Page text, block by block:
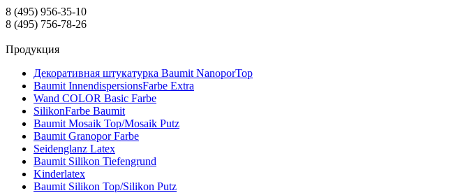
8 (495) 956-35-10
8 (495) 756-78-26
Продукция
Декоративная штукатурка Baumit NanoporTop
Baumit InnendispersionsFarbe Extra
Wand COLOR Basic Farbe
SilikonFarbe Baumit
Baumit Mosaik Top/Mosaik Putz
Baumit Granopor Farbe
Seidenglanz Latex
Baumit Silikon Tiefengrund
Kinderlatex
Baumit Silikon Top/Silikon Putz